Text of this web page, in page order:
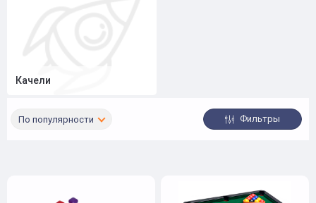
Качели
По популярности Фильтры